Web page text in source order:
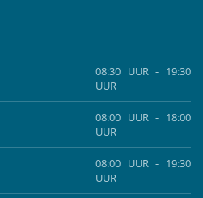
08:30 UUR - 19:30
UUR
08:00 UUR - 18:00
UUR
08:00 UUR - 19:30
UUR